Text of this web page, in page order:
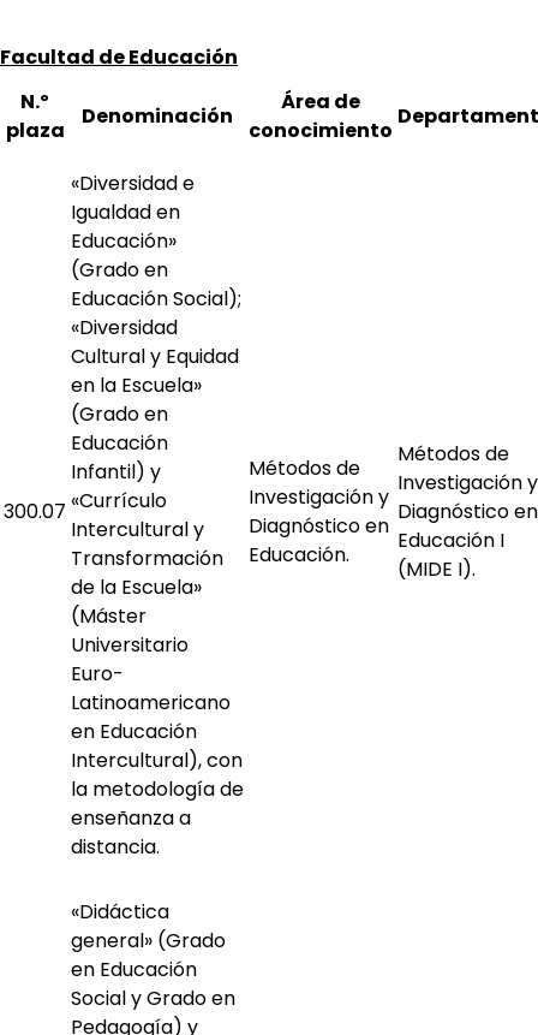
Facultad de Educación
N.º
plaza
Denominación
Área de
conocimiento
300.07
«Diversidad e
Igualdad en
Educación»
(Grado en
Educación Social);
«Diversidad
Cultural y Equidad
en la Escuela»
(Grado en
Educación
Infantil) y
«Currículo
Intercultural y
Transformación
de la Escuela»
(Máster
Universitario
Euro-
Latinoamericano
en Educación
Intercultural), con
la metodología de
enseñanza a
distancia.
Métodos de
Investigación y
Diagnóstico en
Educación.
Métodos de
Investigación y
Diagnóstico en
Educación I
(MIDE I).
«Didáctica
general» (Grado
en Educación
Social y Grado en
Pedagogía) y